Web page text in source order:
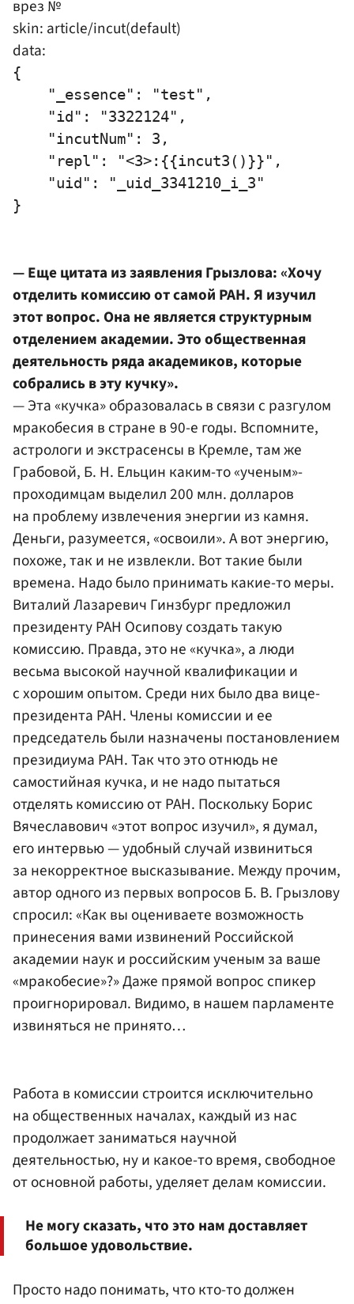
врез №
skin: article/incut(default)
data:
{
    "_essence": "test",
    "id": "3322124",
    "incutNum": 3,
    "repl": "<3>:{{incut3()}}",
    "uid": "_uid_3341210_i_3"
— Еще цитата из заявления Грызлова: «Хочу
отделить комиссию от самой РАН. Я изучил
этот вопрос. Она не является структурным
отделением академии. Это общественная
деятельность ряда академиков, которые
собрались в эту кучку».
— Эта «кучка» образовалась в связи с разгулом
мракобесия в стране в 90-е годы. Вспомните,
астрологи и экстрасенсы в Кремле, там же
Грабовой, Б. Н. Ельцин каким-то «ученым»-
проходимцам выделил 200 млн. долларов
на проблему извлечения энергии из камня.
Деньги, разумеется, «освоили». А вот энергию,
похоже, так и не извлекли. Вот такие были
времена. Надо было принимать какие-то меры.
Виталий Лазаревич Гинзбург предложил
президенту РАН Осипову создать такую
комиссию. Правда, это не «кучка», а люди
весьма высокой научной квалификации и
с хорошим опытом. Среди них было два вице-
президента РАН. Члены комиссии и ее
председатель были назначены постановлением
президиума РАН. Так что это отнюдь не
самостийная кучка, и не надо пытаться
отделять комиссию от РАН. Поскольку Борис
Вячеславович «этот вопрос изучил», я думал,
его интервью — удобный случай извиниться
за некорректное высказывание. Между прочим,
автор одного из первых вопросов Б. В. Грызлову
спросил: «Как вы оцениваете возможность
принесения вами извинений Российской
академии наук и российским ученым за ваше
«мракобесие»?» Даже прямой вопрос спикер
проигнорировал. Видимо, в нашем парламенте
извиняться не принято…
Работа в комиссии строится исключительно
на общественных началах, каждый из нас
продолжает заниматься научной
деятельностью, ну и какое-то время, свободное
от основной работы, уделяет делам комиссии.
Не могу сказать, что это нам доставляет
большое удовольствие.
Просто надо понимать, что кто-то должен